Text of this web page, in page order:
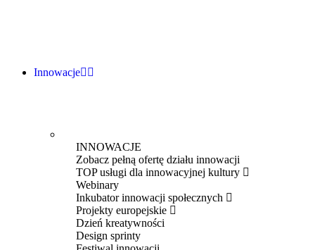
Innowacje
INNOWACJE
Zobacz pełną ofertę działu innowacji
TOP usługi dla innowacyjnej kultury
Webinary
Inkubator innowacji społecznych
Projekty europejskie
Dzień kreatywności
Design sprinty